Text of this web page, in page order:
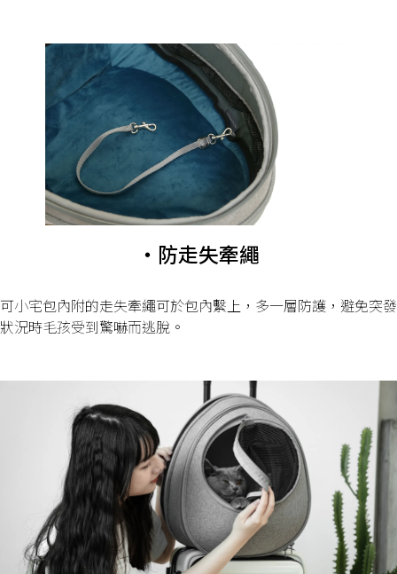
・防走失牽繩
可小宅包內附的走失牽繩可於包內繫上，多一層防護，避免突發
狀況時毛孩受到驚嚇而逃脫。